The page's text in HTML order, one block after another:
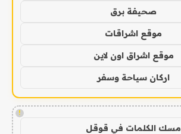
صحيفة برق
موقع اشراقات
موقع اشراق اون لاين
اركان سياحة وسفر
!
مسك الكلمات في قوقل